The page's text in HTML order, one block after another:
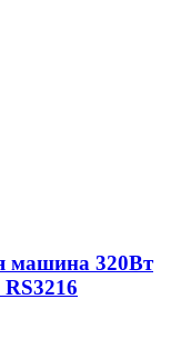
машина 320Вт